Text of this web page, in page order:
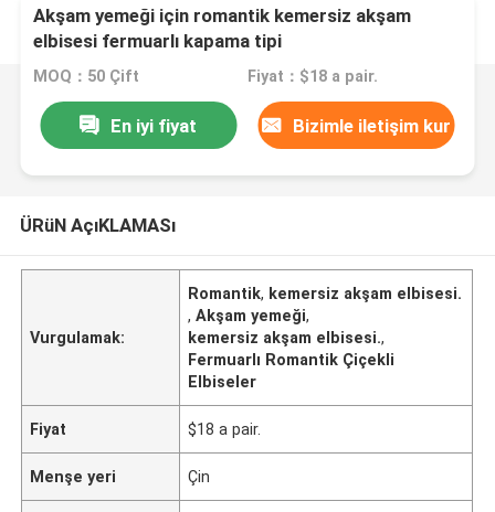
Akşam yemeği için romantik kemersiz akşam
elbisesi fermuarlı kapama tipi
MOQ：50 Çift Fiyat：$18 a pair.
En iyi fiyat Bizimle iletişim kur
ÜRüN AçıKLAMASı
Vurgulamak:
Romantik, kemersiz akşam elbisesi.
,Akşam yemeği,
kemersiz akşam elbisesi.,
Fermuarlı Romantik Çiçekli
Elbiseler
Fiyat $18 a pair.
Menşe yeri Çin